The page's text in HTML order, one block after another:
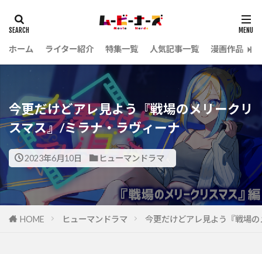
ホーム ライター紹介 特集一覧 人気記事一覧 漫画作品
今更だけどアレ見よう『戦場のメリークリ
スマス』/ミラナ・ラヴィーナ
2023年6月10日 ヒューマンドラマ
HOME ヒューマンドラマ 今更だけどアレ見よう『戦場